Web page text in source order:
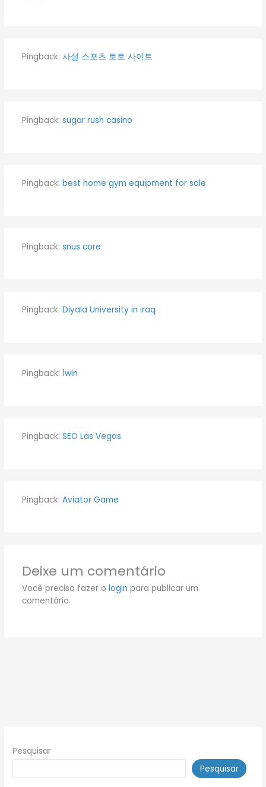
Pingback: 사설 스포츠 토토 사이트
Pingback: sugar rush casino
Pingback: best home gym equipment for sale
Pingback: snus core
Pingback: Diyala University in iraq
Pingback: 1win
Pingback: SEO Las Vegas
Pingback: Aviator Game
Deixe um comentário
Você precisa fazer o login para publicar um
comentário.
Pesquisar
Pesquisar